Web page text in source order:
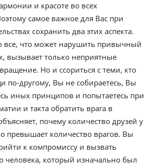
и красоте во всех
самое важное для Вас при
сохранить два этих аспекта.
все, что может нарушить привычный
вызывает только неприятные
Но и ссориться с теми, кто
по-другому, Вы не собираетесь, Вы
иных принципов и попытаетесь при
и такта обратить врага в
почему количество друзей у
превышает количество врагов. Вы
к компромиссу и вызвать
человека, который изначально был